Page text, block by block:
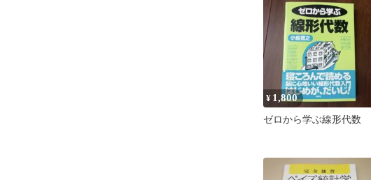
¥ 1,800
ゼロから学ぶ線形代数